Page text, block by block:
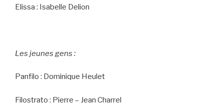
Elissa : Isabelle Delion
Les jeunes gens :
Panfilo : Dominique Heulet
Filostrato : Pierre – Jean Charrel